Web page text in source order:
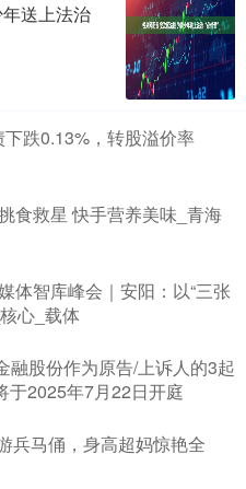
送上法治
跌0.13%，转股溢价率
食救星 快手营养美味_青海
体智库峰会｜安阳：以“三张
心_载体
融股份作为原告/上诉人的3起
于2025年7月22日开庭
兵马俑，身高超妈惊艳全